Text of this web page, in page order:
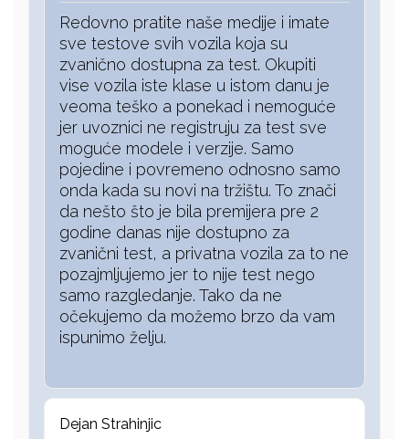
Redovno pratite naše medije i imate
sve testove svih vozila koja su
zvanično dostupna za test. Okupiti
vise vozila iste klase u istom danu je
veoma teško a ponekad i nemoguće
jer uvoznici ne registruju za test sve
moguće modele i verzije. Samo
pojedine i povremeno odnosno samo
onda kada su novi na tržištu. To znači
da nešto što je bila premijera pre 2
godine danas nije dostupno za
zvanični test, a privatna vozila za to ne
pozajmljujemo jer to nije test nego
samo razgledanje. Tako da ne
očekujemo da možemo brzo da vam
ispunimo želju.
Dejan Strahinjic